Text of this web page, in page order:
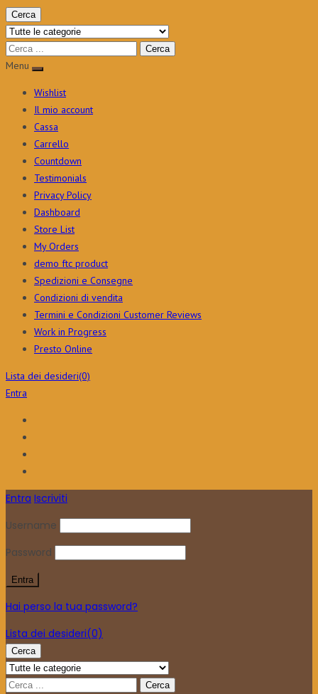
Cerca
Menu
Wishlist
Il mio account
Cassa
Carrello
Countdown
Testimonials
Privacy Policy
Dashboard
Store List
My Orders
demo ftc product
Spedizioni e Consegne
Condizioni di vendita
Termini e Condizioni Customer Reviews
Work in Progress
Presto Online
Lista dei desideri(0)
Entra
Entra Iscriviti
Username
Password
Hai perso la tua password?
Lista dei desideri(0)
Cerca